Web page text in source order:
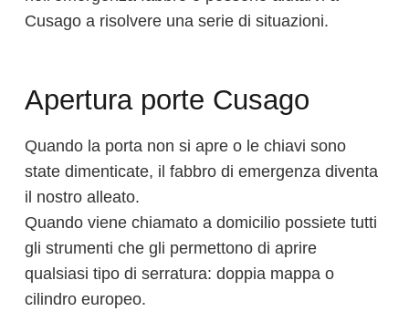
Cusago a risolvere una serie di situazioni.
Apertura porte Cusago
Quando la porta non si apre o le chiavi sono
state dimenticate, il fabbro di emergenza diventa
il nostro alleato.
Quando viene chiamato a domicilio possiete tutti
gli strumenti che gli permettono di aprire
qualsiasi tipo di serratura: doppia mappa o
cilindro europeo.